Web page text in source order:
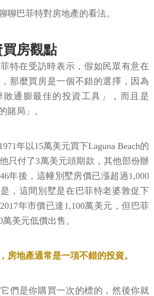
聊巴菲特對房地產的看法。
房觀點
特在受訪時表示，假如民眾有意在
那麼買房是一個不錯的選擇，因為
敗通膨最佳的投資工具」，而且是
賭局」。
年以15萬美元買下Laguna Beach的
只付了3萬美元頭期款，其他部份辦
年後，這幢別墅房價已漲超過1,000
，這間別墅是在巴菲特老婆敦促下
年市價已達1,100萬美元，但巴菲
美元低價出售。
房地產通常是一項不錯的投資。
們是你購買一次的標的，然後你就